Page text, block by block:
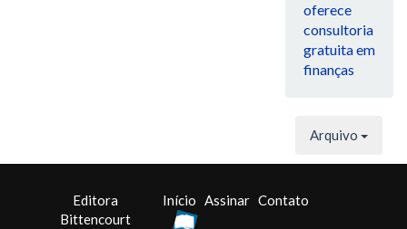
oferece
consultoria
gratuita em
finanças
Arquivo
Editora
Bittencourt
Início Assinar Contato